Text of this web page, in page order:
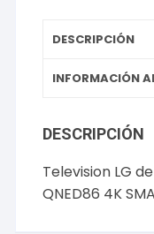
DESCRIPCIÓN
INFORMACIÓN
DESCRIPCIÓN
Television LG
QNED86 4K